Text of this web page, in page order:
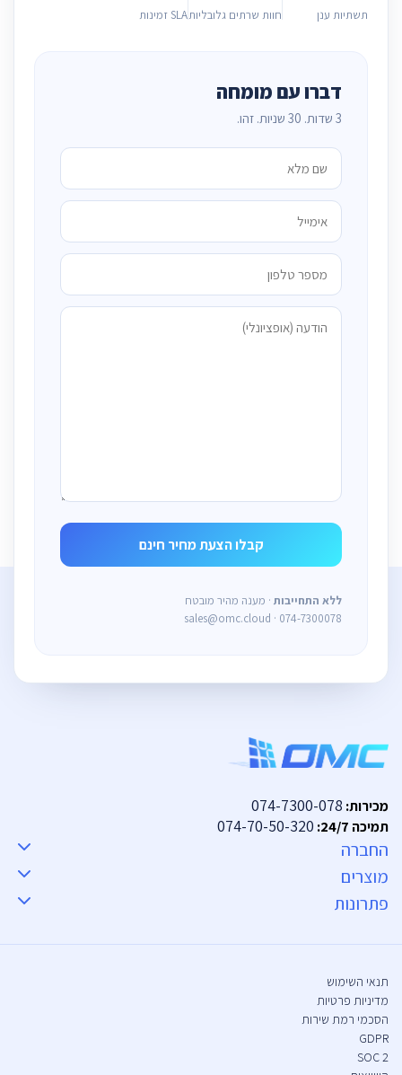
תשתיות ענן חוות שרתים גלובליותSLA זמינות
דברו עם מומחה
3 שדות. 30 שניות. זהו.
ללא התחייבות · מענה מהיר מובטח
sales@omc.cloud · 074-7300078
מכירות: 074-7300-078
תמיכה 24/7: 074-70-50-320
החברה
מוצרים
פתרונות
תנאי השימוש
מדיניות פרטיות
הסכמי רמת שירות
GDPR
SOC 2